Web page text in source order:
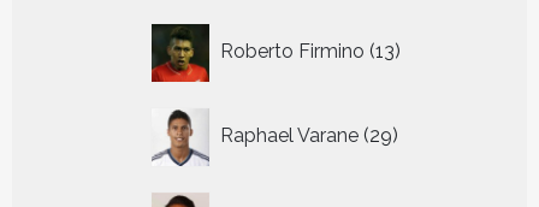
Roberto Firmino 13
producten
Raphael Varane 29
producten